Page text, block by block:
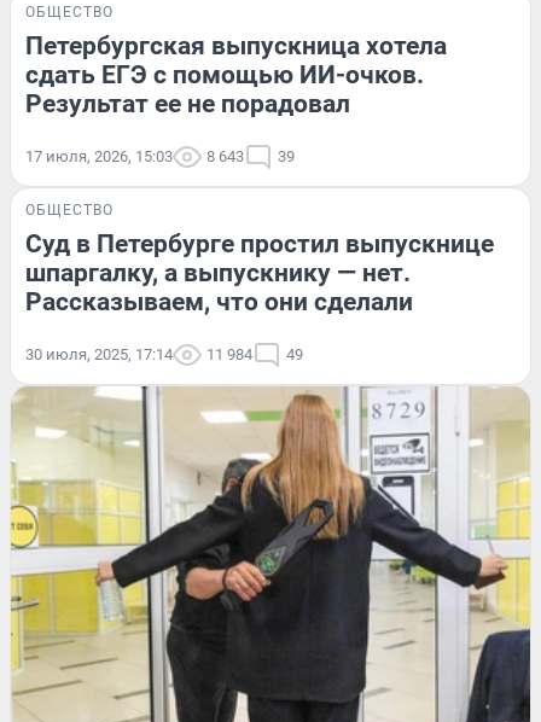
ОБЩЕСТВО
Петербургская выпускница хотела
сдать ЕГЭ с помощью ИИ-очков.
Результат ее не порадовал
17 июля, 2026, 15:03 8 643 39
ОБЩЕСТВО
Суд в Петербурге простил выпускнице
шпаргалку, а выпускнику — нет.
Рассказываем, что они сделали
30 июля, 2025, 17:14 11 984 49